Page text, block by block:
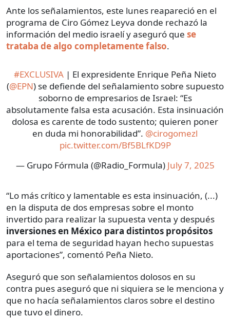
Ante los señalamientos, este lunes reapareció en el
programa de Ciro Gómez Leyva donde rechazó la
información del medio israelí y aseguró que se
trataba de algo completamente falso.
#EXCLUSIVA | El expresidente Enrique Peña Nieto
(@EPN) se defiende del señalamiento sobre supuesto
soborno de empresarios de Israel: “Es
absolutamente falsa esta acusación. Esta insinuación
dolosa es carente de todo sustento; quieren poner
en duda mi honorabilidad”. @cirogomezl
pic.twitter.com/Bf5BLfKD9P
— Grupo Fórmula (@Radio_Formula) July 7, 2025
“Lo más crítico y lamentable es esta insinuación, (...)
en la disputa de dos empresas sobre el monto
invertido para realizar la supuesta venta y después
inversiones en México para distintos propósitos
para el tema de seguridad hayan hecho supuestas
aportaciones”, comentó Peña Nieto.
Aseguró que son señalamientos dolosos en su
contra pues aseguró que ni siquiera se le menciona y
que no hacía señalamientos claros sobre el destino
que tuvo el dinero.